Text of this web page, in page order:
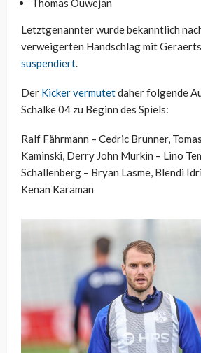
Thomas Ouwejan
Letztgenannter wurde bekanntlich
verweigerten Handschlag mit Geraerts
suspendiert.
Der Kicker vermutetdaher folgende
Schalke 04 zu Beginn des Spiels:
Ralf Fährmann – Cedric Brunner,
Kaminski, Derry John Murkin – Lino
Schallenberg – Bryan Lasme, Blendi
Kenan Karaman